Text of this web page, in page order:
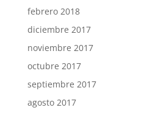
febrero 2018
diciembre 2017
noviembre 2017
octubre 2017
septiembre 2017
agosto 2017